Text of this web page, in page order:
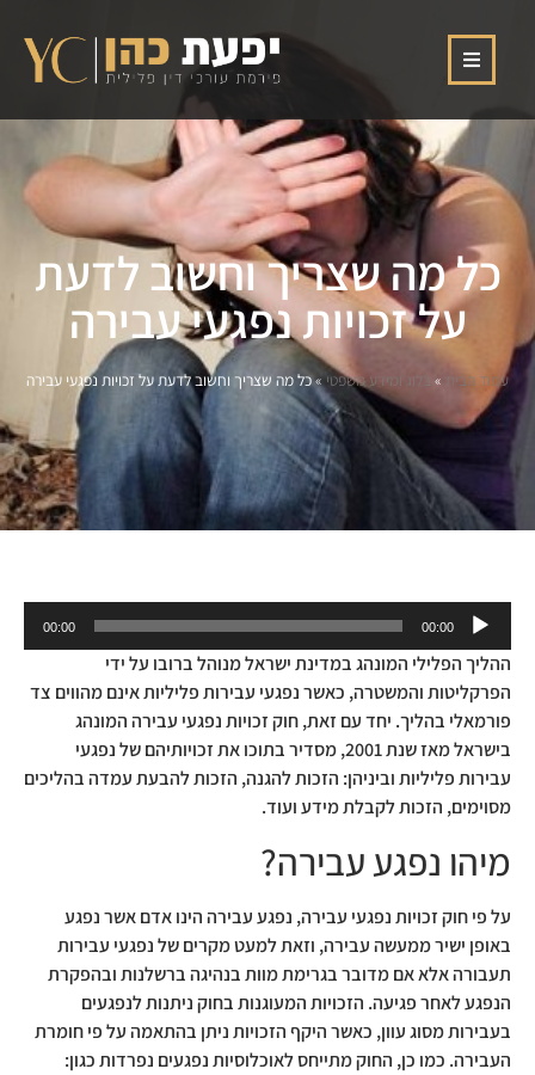
כל מה שצריך וחשוב לדעת
על זכויות נפגעי עבירה
עמוד הבית » בלוג ומידע משפטי»כל מה שצריך וחשוב לדעת על זכויות נפגעי עבירה
00:00
00:00
ההליך הפלילי המונהג במדינת ישראל מנוהל ברובו על ידי
הפרקליטות והמשטרה, כאשר נפגעי עבירות פליליות אינם מהווים צד
פורמאלי בהליך. יחד עם זאת, חוק זכויות נפגעי עבירה המונהג
בישראל מאז שנת 2001, מסדיר בתוכו את זכויותיהם של נפגעי
עבירות פליליות וביניהן: הזכות להגנה, הזכות להבעת עמדה בהליכים
מסוימים, הזכות לקבלת מידע ועוד.
מיהו נפגע עבירה?
על פי חוק זכויות נפגעי עבירה, נפגע עבירה הינו אדם אשר נפגע
באופן ישיר ממעשה עבירה, וזאת למעט מקרים של נפגעי עבירות
תעבורה אלא אם מדובר בגרימת מוות בנהיגה ברשלנות ובהפקרת
הנפגע לאחר פגיעה. הזכויות המעוגנות בחוק ניתנות לנפגעים
בעבירות מסוג עוון, כאשר היקף הזכויות ניתן בהתאמה על פי חומרת
העבירה. כמו כן, החוק מתייחס לאוכלוסיות נפגעים נפרדות כגון: